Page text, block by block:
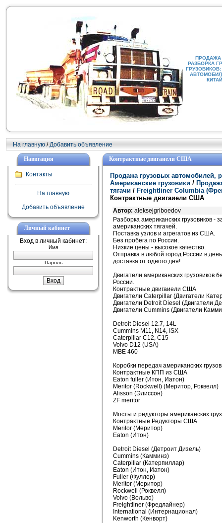
ПРОДАЖА
РАЗБОРКА
На главную /Добавить объявление
Навигация
Контакты
На главную
Добавить объявление
Личный кабинет
Вход в личный кабинет:
Имя
Пароль
Контрактные двигаиели США
Продажа грузовых автомобилей,
Американские грузовики /
тягачи / Freightliner Columbia
Контрактные двигаиели США
Автор: aleksejgriboedov
Разборка американских грузовиков -
американских тягачей.
Поставка узлов и агрегатов из США.
Без пробега по России.
Низкие цены - высокое качество.
Отправка в любой город России в
доставка от одного дня!
Двигатели американских грузовиков
России.
Контрактные двигаиели США
Двигатели Caterpillar (Двигатели
Двигатели Detroit Diesel (Двигатели
Двигатели Cummins (Двигатели
Detroit Diesel 12.7, 14L
Cummins M11, N14, ISX
Caterpillar C12, C15
Volvo D12 (USA)
MBE 460
Коробки передач американских
Контрактные КПП из США
Eaton fuller (Итон, Иатон)
Meritor (Rockwell) (Меритор, Роквелл)
Alisson (Элиссон)
ZF meritor
Мосты и редукторы американских
Контрактные Редукторы США
Meritor (Меритор)
Eaton (Итон)
Detroit Diesel (Детроит Дизель)
Cummins (Камминз)
Caterpillar (Катерпиллар)
Eaton (Итон, Иатон)
Fuller (Фуллер)
Meritor (Меритор)
Rockwell (Роквелл)
Volvo (Вольво)
Freightliner (Фредлайнер)
International (Интернационал)
Kenworth (Кенворт)